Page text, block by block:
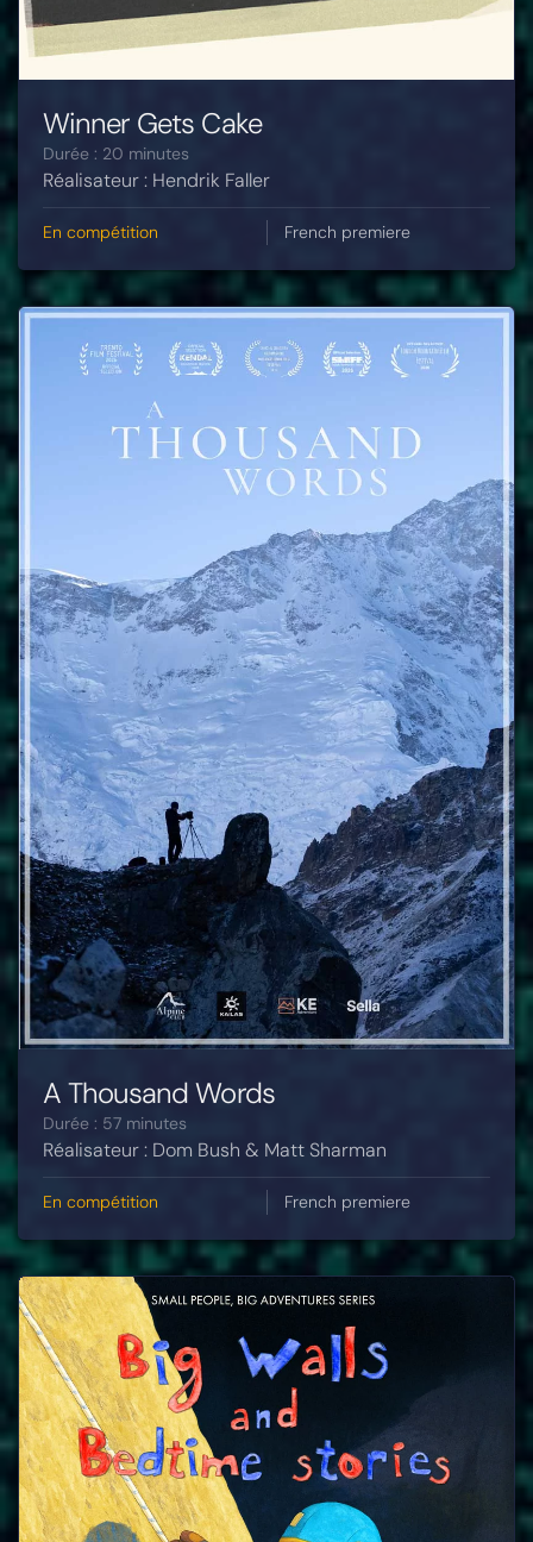
Winner Gets Cake
Durée : 20 minutes
Réalisateur : Hendrik Faller
En compétition French premiere
A Thousand Words
Durée : 57 minutes
Réalisateur : Dom Bush & Matt Sharman
En compétition French premiere